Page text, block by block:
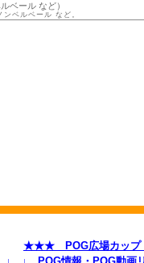
ベール など）
ベルベール など。
★★★ POG広場カッ